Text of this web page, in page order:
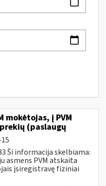
mokėtojas, į PVM
(paslaugų
Ši informacija skelbiama:
asmens PVM atskaita
įsiregistravę fiziniai